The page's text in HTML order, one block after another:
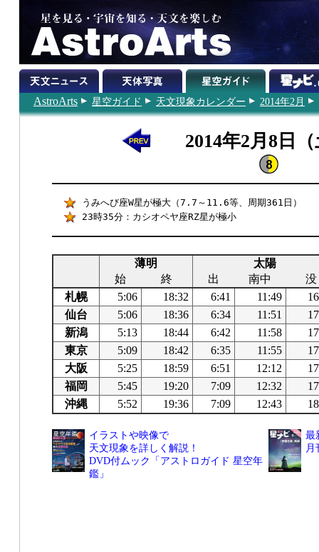
AstroArts 星空ガイド 天文現象カレンダー 2014年2月
2014年2月8日
うみへび座W星が極大（7.7～11.6等、周期361日）
23時35分：カシオペヤ座RZ星が極小
薄明
太陽
始
終 出 南中
没
札幌
5:06 18:32 6:41 11:49
仙台
5:06 18:36 6:34 11:51
新潟
5:13 18:44 6:42 11:58
東京
5:09 18:42 6:35 11:55
大阪
5:25 18:59 6:51 12:12
福岡
5:45 19:20 7:09 12:32
沖縄
5:52 19:36 7:09 12:43
イラストや映像で
天文現象を詳しく解説！
DVD付ムック「アストロガイド 星空年
鑑」
最
月